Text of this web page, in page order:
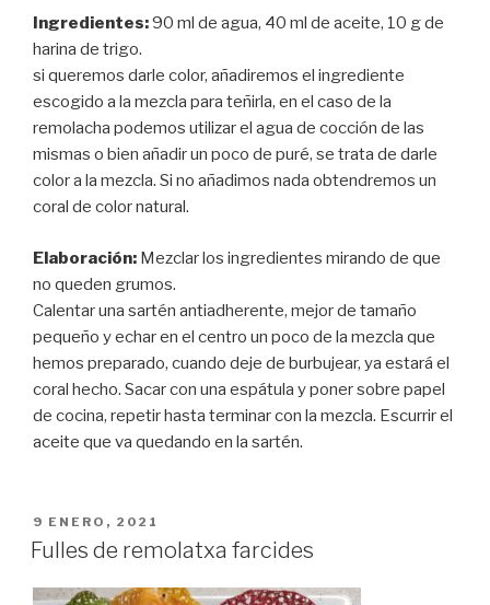
Ingredientes:90 ml de agua, 40 ml de aceite, 10 g de
harina de trigo.
si queremos darle color, añadiremos el ingrediente
escogido a la mezcla para teñirla, en el caso de la
remolacha podemos utilizar el agua de cocción de las
mismas o bien añadir un poco de puré, se trata de darle
color a la mezcla. Si no añadimos nada obtendremos un
coral de color natural.
Elaboración: Mezclar los ingredientes mirando de que
no queden grumos.
Calentar una sartén antiadherente, mejor de tamaño
pequeño y echar en el centro un poco de la mezcla que
hemos preparado, cuando deje de burbujear, ya estará el
coral hecho. Sacar con una espátula y poner sobre papel
de cocina, repetir hasta terminar con la mezcla. Escurrir el
aceite que va quedando en la sartén.
PUBLICADO
EL
9 ENERO, 2021
Fulles de remolatxa farcides